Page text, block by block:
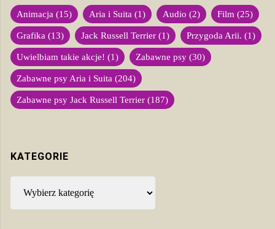
Animacja (15) Aria i Suita (1) Audio (2) Film (25)
Grafika (13) Jack Russell Terrier (1) Przygoda Arii. (1)
Uwielbiam takie akcje! (1) Zabawne psy (30)
Zabawne psy Aria i Suita (204)
Zabawne psy Jack Russell Terrier (187)
KATEGORIE